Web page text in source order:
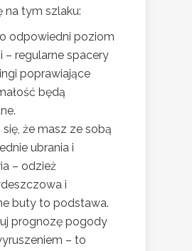
na tym szlaku:
odpowiedni poziom
– regularne spacery
poprawiające
będą
się, że masz ze sobą
ubrania i
– odzież
i
buty to podstawa.
prognozę pogody
– to